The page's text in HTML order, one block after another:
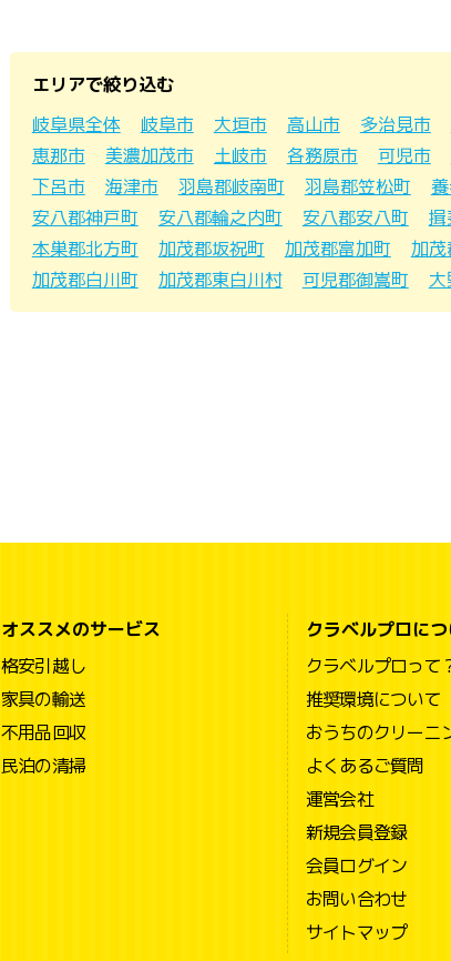
エリアで絞り込む
岐阜県全体
岐阜市 大垣市 高山市 多治見市
恵那市
美濃加茂市 土岐市 各務原市 可児市
下呂市
海津市 羽島郡岐南町 羽島郡笠松町
安八郡神戸町
安八郡輪之内町 安八郡安八町 揖
本巣郡北方町
加茂郡坂祝町 加茂郡富加町 加茂
加茂郡白川町
加茂郡東白川村 可児郡御嵩町
オススメのサービス
格安引越し
家具の輸送
不用品回収
民泊の清掃
クラベルプロに
クラベルプロって
推奨環境について
おうちのクリーニ
よくあるご質問
運営会社
新規会員登録
会員ログイン
お問い合わせ
サイトマップ